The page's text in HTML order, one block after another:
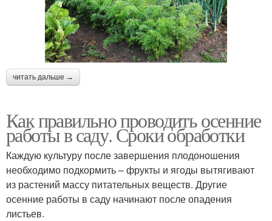
читать дальше →
Как правильно проводить осенние
работы в саду. Сроки обработки
Каждую культуру после завершения плодоношения
необходимо подкормить – фрукты и ягоды вытягивают
из растений массу питательных веществ. Другие
осенние работы в саду начинают после опадения
листьев.